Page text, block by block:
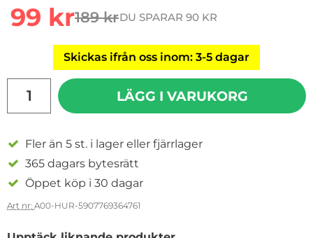
rea pris
99 krtidigare pris
189 krDU SPARAR 90 KR
Skickas ifrån oss inom: 3-5 dagar
LÄGG I VARUKORG
Fler än 5 st. i lager eller fjärrlager
365 dagars bytesrätt
Öppet köp i 30 dagar
Art nr: A00-HUR-5907769364761